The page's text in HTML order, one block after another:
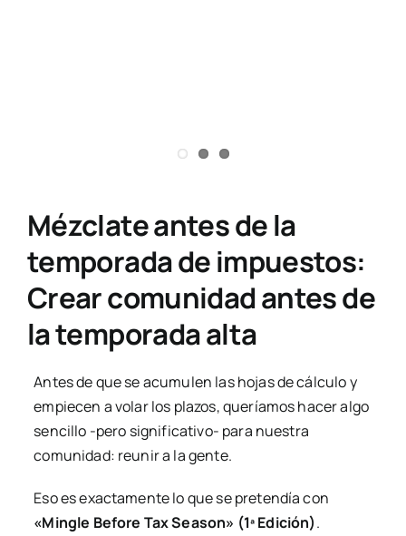
Mézclate antes de la
temporada de impuestos:
Crear comunidad antes de
la temporada alta
Antes de que se acumulen las hojas de cálculo y
empiecen a volar los plazos, queríamos hacer algo
sencillo -pero significativo- para nuestra
comunidad: reunir a la gente.
Eso es exactamente lo que se pretendía con
«Mingle Before Tax Season» (1ª Edición).